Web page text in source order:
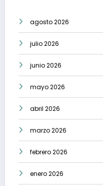
agosto 2026
julio 2026
junio 2026
mayo 2026
abril 2026
marzo 2026
febrero 2026
enero 2026